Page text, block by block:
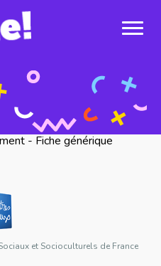
- Fiche générique
et Socioculturels de France